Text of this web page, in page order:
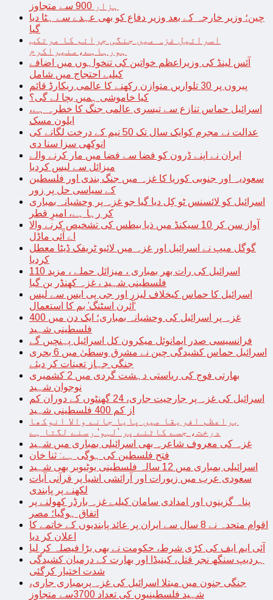
ہزار 900 سے متجاوز
چین؛ وزیر خارجہ کے بعد وزیر دفاع کو بھی عہدے سے ہٹا دیا
گیا
اسرائیل غزہ میں جنگی جرائم کا مرتکب
ہورہاہے،منیراکرم
آئس لینڈ کی وزیراعظم خواتین کی تنخواہوں میں اضافے
کیلیے احتجاج میں شامل
پیروں پر 30 تلواریں متوازن رکھنے کا عالمی ریکارڈ قائم
کیا خاموشی ہمیں بچا لے گی؟
اسرائیل حماس تنازع سے تیسری عالمی جنگ کا خطرہ ہے،
ایلون مسک
عدالت نے مجرم کوایک سال تک 50 نیم کے درخت لگانے کی
انوکھی سزا سنا دی
ایران نے اپنے ڈرون کو فضا سے فضا میں مار کرنے والے
میزائل سے لیس کردیا
سعودیہ اور جنوبی کوریا کا غزہ میں جنگ بندی اور فلسطین
کے سیاسی حل پر زور
اسرائیل کو لائسنس ٹو کِل دیا گیا جو غزہ پر وحشیانہ بمباری
کر رہا ہے، امیرِ قطر
آواز سن کر 10 سیکنڈ میں ذیا بیطس کی تشخیص کرنے والا
اے آئی ماڈل
گوگل میپ نے اسرائیل اور غزہ میں لائیو ٹریفک ڈیٹا معطل
کردیا
اسرائیل کی رات بھر بمباری ، میزائل حملے ، مزید 110
فلسطینی شہید ، غزہ کھنڈر بن گیا
اسرائیل کا حماس کیخلاف لیزر اور جی پی ایس سے لیس
‘آئرن اسٹنگ’ بم کا استعمال
غزہ پر اسرائیل کی وحشیانہ بمباری؛ ایک دن میں 400
فلسطینی شہید
فرانسیسی صدر ایمانوئل میکرون کل اسرائیل پہنچیں گے
اسرائیل حماس کشیدگی چین نے مشرق وسطیٰ میں 6 بحری
جنگی جہاز تعینات کر دیئے
بھارتی فوج کی ریاستی دہشت گردی میں 2 کشمیری
نوجوان شہید
اسرائیل کی غزہ پر جارحیت جاری، 24 گھنٹوں کے دوران کم
از کم 400 فلسطینی شہید
براعظم افریقا میں پایا جانے والا انوکھا
درخت، جسے کاٹنے پر ’لہو‘ رسنے لگتا ہے
غزہ کی معروف شاعرہ بھی اسرائیلی بمباری میں شہید
فتح فلسطین کی ہوگی ہے: ثنا خان
اسرائیلی بمباری میں 12 سالہ فلسطینی یوٹیوبر بھی شہید
سعودی عرب میں زیورات اور آرائشی اشیا پر قرآنی آیات
لکھنے پر پابندی
پناہ گزینوں اور امدادی سامان کیلیے غزہ بارڈر کھولنے پر
اتفاق ہوگیا؛ مصر
اقوام متحدہ نے 8 سال سے ایران پر عائد پابندیوں کے خاتمے کا
اعلان کر دیا
آئی ایم ایف کی کڑی شرط، حکومت نے بھی بڑا فیصلہ کر لیا
ہردیپ سنگھ نجر قتل، کینیڈا اور بھارت کے درمیان کشیدگی
شدت اختیار کرگئی
جنگی جنون میں مبتلا اسرائیل کی غزہ پربمباری جاری،
شہید فلسطینیوں کی تعداد 3700سے متجاوز